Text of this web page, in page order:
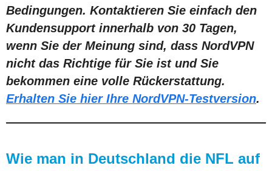
Bedingungen. Kontaktieren Sie einfach den
Kundensupport innerhalb von 30 Tagen,
wenn Sie der Meinung sind, dass NordVPN
nicht das Richtige für Sie ist und Sie
bekommen eine volle Rückerstattung.
Erhalten Sie hier Ihre NordVPN-Testversion.
Wie man in Deutschland die NFL auf